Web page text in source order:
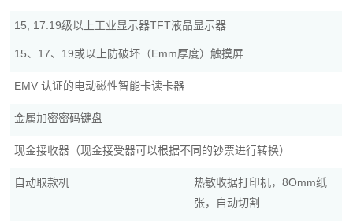
15, 17.19级以上工业显示器TFT液晶显示器
15、17、19或以上防破坏（Emm厚度）触摸屏
EMV 认证的电动磁性智能卡读卡器
金属加密密码键盘
现金接收器（现金接受器可以根据不同的钞票进行转换）
自动取款机
热敏收据打印机，8Omm纸
张，自动切割